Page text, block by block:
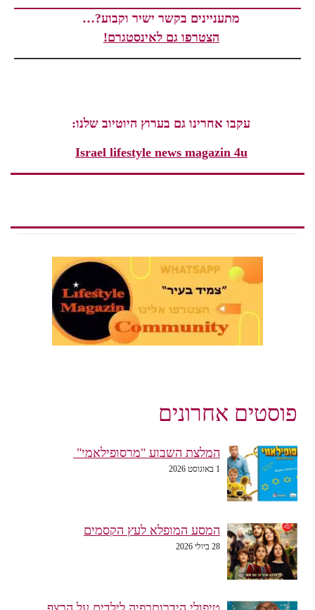
מתעניינים בקשר ישיר וקבוע?…
הצטרפו גם לאינסטגרם!
עקבו אחרינו גם בערוץ היוטיוב שלנו:
Israel lifestyle news magazin 4u
פוסטים אחרונים
המלצת השבוע "מרסופילאמי"
1 באוגוסט 2026
המסע המופלא לעץ הקסמים
28 ביולי 2026